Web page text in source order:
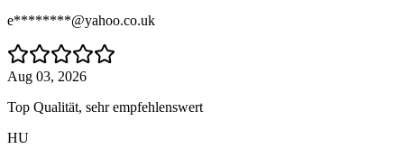
e********@yahoo.co.uk
Aug 03, 2026
Top Qualität, sehr empfehlenswert
HU